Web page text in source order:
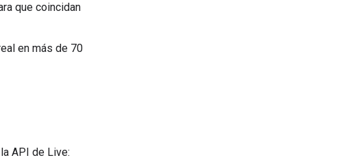
que coincidan
en más de 70
API de Live: